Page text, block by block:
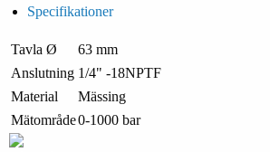
Specifikationer
Tavla Ø
63 mm
Anslutning 1/4" -18NPTF
Material
Mässing
Mätområde0-1000 bar